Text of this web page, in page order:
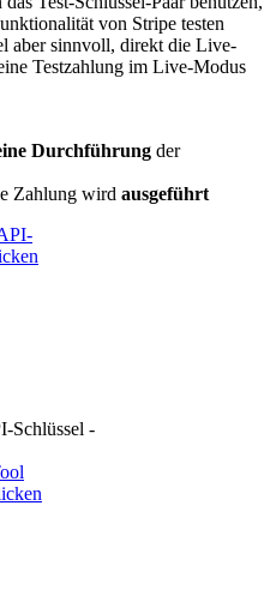
von Stripe testen
aber sinnvoll, direkt die Live-
Testzahlung im Live-Modus
Durchführung der
Zahlung wird ausgeführt
Schlüssel -